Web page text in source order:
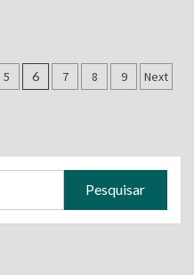
5 6 7 8 9 Next